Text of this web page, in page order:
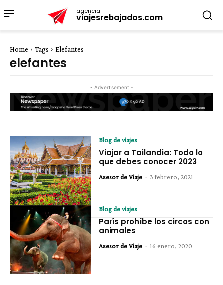
agencia
viajesrebajados.com
Home Tags Elefantes
elefantes
- Advertisement -
Blog de viajes
Viajar a Tailandia: Todo lo
que debes conocer 2023
Asesor de Viaje - 3 febrero, 2021
Blog de viajes
París prohíbe los circos con
animales
Asesor de Viaje - 16 enero, 2020